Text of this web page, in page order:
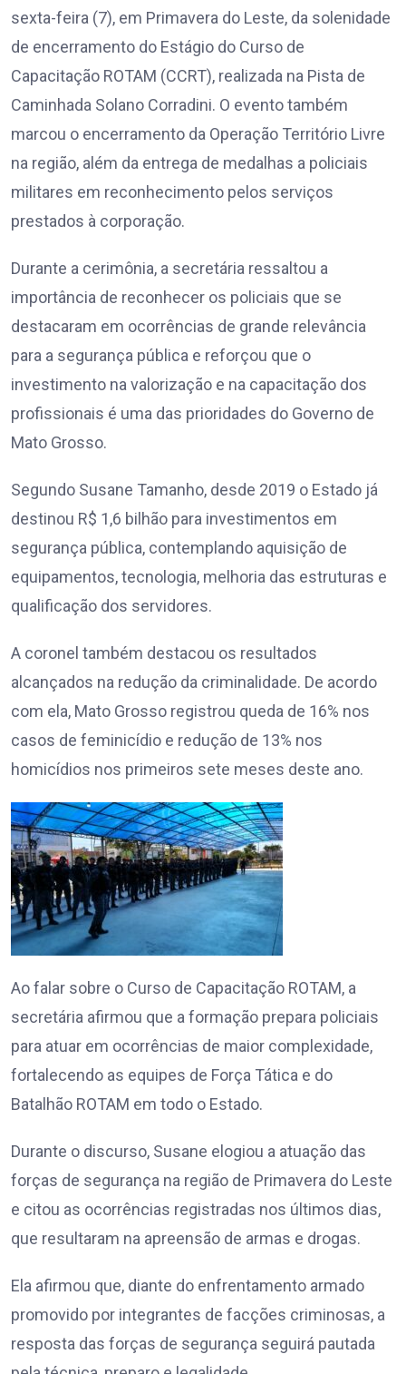
sexta-feira (7), em Primavera do Leste, da solenidade
de encerramento do Estágio do Curso de
Capacitação ROTAM (CCRT), realizada na Pista de
Caminhada Solano Corradini. O evento também
marcou o encerramento da Operação Território Livre
na região, além da entrega de medalhas a policiais
militares em reconhecimento pelos serviços
prestados à corporação.
Durante a cerimônia, a secretária ressaltou a
importância de reconhecer os policiais que se
destacaram em ocorrências de grande relevância
para a segurança pública e reforçou que o
investimento na valorização e na capacitação dos
profissionais é uma das prioridades do Governo de
Mato Grosso.
Segundo Susane Tamanho, desde 2019 o Estado já
destinou R$ 1,6 bilhão para investimentos em
segurança pública, contemplando aquisição de
equipamentos, tecnologia, melhoria das estruturas e
qualificação dos servidores.
A coronel também destacou os resultados
alcançados na redução da criminalidade. De acordo
com ela, Mato Grosso registrou queda de 16% nos
casos de feminicídio e redução de 13% nos
homicídios nos primeiros sete meses deste ano.
Ao falar sobre o Curso de Capacitação ROTAM, a
secretária afirmou que a formação prepara policiais
para atuar em ocorrências de maior complexidade,
fortalecendo as equipes de Força Tática e do
Batalhão ROTAM em todo o Estado.
Durante o discurso, Susane elogiou a atuação das
forças de segurança na região de Primavera do Leste
e citou as ocorrências registradas nos últimos dias,
que resultaram na apreensão de armas e drogas.
Ela afirmou que, diante do enfrentamento armado
promovido por integrantes de facções criminosas, a
resposta das forças de segurança seguirá pautada